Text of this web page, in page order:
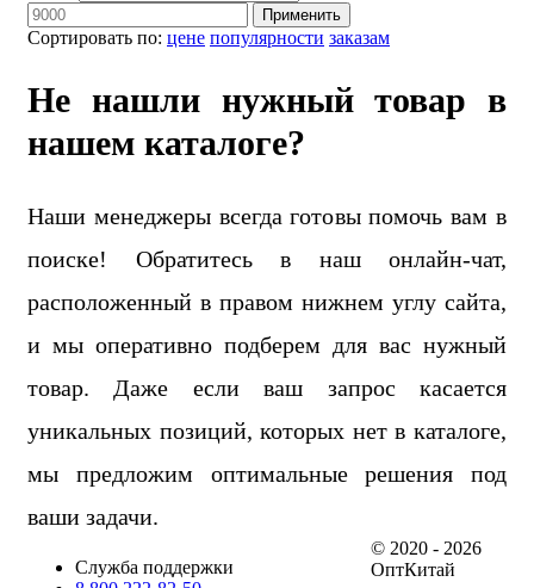
Сортировать по: цене популярности заказам
Применить
Не нашли нужный товар в
нашем каталоге?
Наши менеджеры всегда готовы помочь вам в
поиске! Обратитесь в наш онлайн-чат,
расположенный в правом нижнем углу сайта,
и мы оперативно подберем для вас нужный
товар. Даже если ваш запрос касается
уникальных позиций, которых нет в каталоге,
мы предложим оптимальные решения под
ваши задачи.
Служба поддержки
© 2020 - 2026
ОптКитай